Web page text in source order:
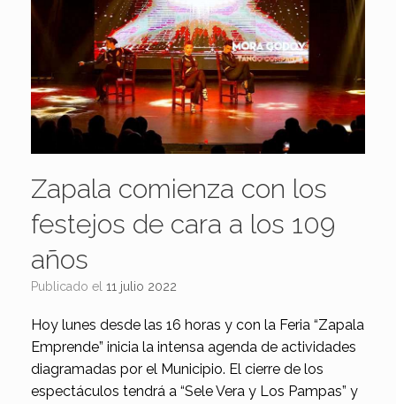
Zapala comienza con los
festejos de cara a los 109
años
Publicado el 11 julio 2022
Hoy lunes desde las 16 horas y con la Feria “Zapala
Emprende” inicia la intensa agenda de actividades
diagramadas por el Municipio. El cierre de los
espectáculos tendrá a “Sele Vera y Los Pampas” y